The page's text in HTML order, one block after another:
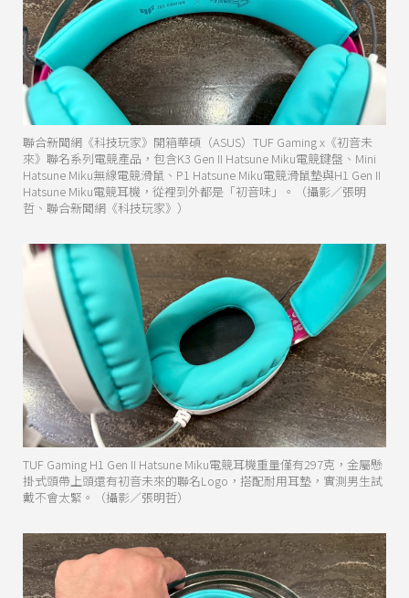
聯合新聞網《科技玩家》開箱華碩（ASUS）TUF Gaming x《初音未
來》聯名系列電競產品，包含K3 Gen II Hatsune Miku電競鍵盤、Mini
Hatsune Miku無線電競滑鼠、P1 Hatsune Miku電競滑鼠墊與H1 Gen II
Hatsune Miku電競耳機，從裡到外都是「初音味」。（攝影／張明
哲、聯合新聞網《科技玩家》）
TUF Gaming H1 Gen II Hatsune Miku電競耳機重量僅有297克，金屬懸
掛式頭帶上頭還有初音未來的聯名Logo，搭配耐用耳墊，實測男生試
戴不會太緊。（攝影／張明哲）